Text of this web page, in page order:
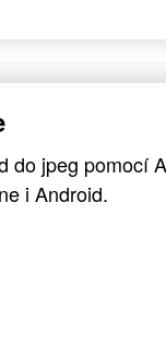
do jpeg pomocí
i Android.